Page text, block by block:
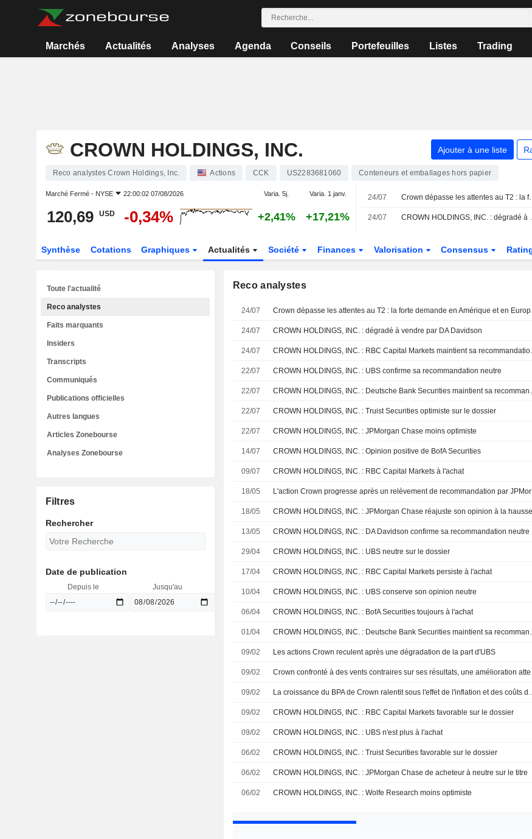
Marchés Actualités Analyses Agenda Conseils Portefeuilles Listes Trading
CROWN HOLDINGS, INC. Ajouter à une liste
Reco analystes Crown Holdings, Inc. Actions CCK US2283681060 Conteneurs et emballages hors papier
Marché Fermé - NYSE 22:00:02 07/08/2026 Varia. 5j. Varia. 1 janv.
120,69 USD -0,34% +2,41% +17,21%
24/07 Crown dépasse les attentes au
24/07 CROWN
Synthèse Cotations Graphiques Actualités Société Finances Valorisation Consensus
Reco analystes
24/07 Crown
24/07 CROWN HOLDINGS, INC. : dégradé à vendre par DA Davidson
24/07 CROWN
22/07 CROWN HOLDINGS, INC. : UBS confirme sa recommandation neutre
22/07 CROWN
22/07 CROWN HOLDINGS, INC. : Truist Securities optimiste sur le dossier
22/07 CROWN HOLDINGS, INC. : JPMorgan Chase moins optimiste
14/07 CROWN HOLDINGS, INC. : Opinion positive de BofA Securities
09/07 CROWN HOLDINGS, INC. : RBC Capital Markets à l'achat
18/05
18/05 CROWN HOLDINGS, INC. : JPMorgan Chase réajuste son opinion à la hausse
13/05 CROWN HOLDINGS, INC. : DA Davidson confirme sa recommandation neutre
29/04 CROWN HOLDINGS, INC. : UBS neutre sur le dossier
17/04 CROWN HOLDINGS, INC. : RBC Capital Markets persiste à l'achat
10/04 CROWN HOLDINGS, INC. : UBS conserve son opinion neutre
06/04 CROWN HOLDINGS, INC. : BofA Securities toujours à l'achat
01/04 CROWN
09/02 Les actions Crown reculent après une dégradation de la part d'UBS
09/02 Crown
09/02 La croissance du BPA de
09/02 CROWN HOLDINGS, INC. : RBC Capital Markets favorable sur le dossier
09/02 CROWN HOLDINGS, INC. : UBS n'est plus à l'achat
06/02 CROWN HOLDINGS, INC. : Truist Securities favorable sur le dossier
06/02 CROWN HOLDINGS, INC. : JPMorgan Chase de acheteur à neutre sur le titre
06/02 CROWN HOLDINGS, INC. : Wolfe Research moins optimiste
Toute l'actualité
Reco analystes
Faits marquants
Insiders
Transcripts
Communiqués
Publications officielles
Autres langues
Articles Zonebourse
Analyses Zonebourse
Filtres
Rechercher
Date de publication
Depuis le Jusqu'au